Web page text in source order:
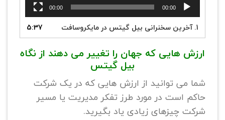
00:00
00:00
1. آخرین سخنرانی بیل گیتس در مایکروسافت 5:37
ارزش هایی که جهان را تغییر می دهند از نگاه
بیل گیتس
شما می توانید از ارزش هایی که در یک شرکت
حاکم است در مورد طرز تفکر مدیریت یا مسیر
شرکت چیزهای زیادی یاد بگیرید.